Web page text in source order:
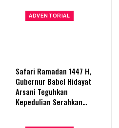
ADVENTORIAL
Safari Ramadan 1447 H,
Gubernur Babel Hidayat
Arsani Teguhkan
Kepedulian Serahkan…